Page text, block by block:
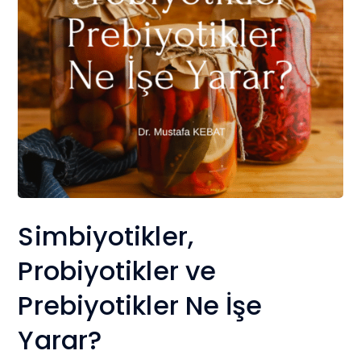
Simbiyotikler,
Probiyotikler ve
Prebiyotikler Ne İşe
Yarar?